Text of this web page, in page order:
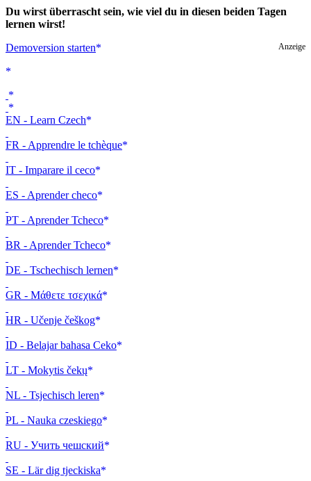
Du wirst überrascht sein, wie viel du in diesen beiden Tagen
lernen wirst!
Anzeige
Demoversion starten
EN - Learn Czech
FR - Apprendre le tchèque
IT - Imparare il ceco
ES - Aprender checo
PT - Aprender Tcheco
BR - Aprender Tcheco
DE - Tschechisch lernen
GR - Μάθετε τσεχικά
HR - Učenje češkog
ID - Belajar bahasa Ceko
LT - Mokytis čekų
NL - Tsjechisch leren
PL - Nauka czeskiego
RU - Учить чешский
SE - Lär dig tjeckiska